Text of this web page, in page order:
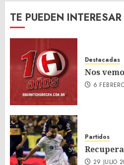
TE PUEDEN INTERESAR
Destacadas
Nos
6
Partidos
29 JULIO